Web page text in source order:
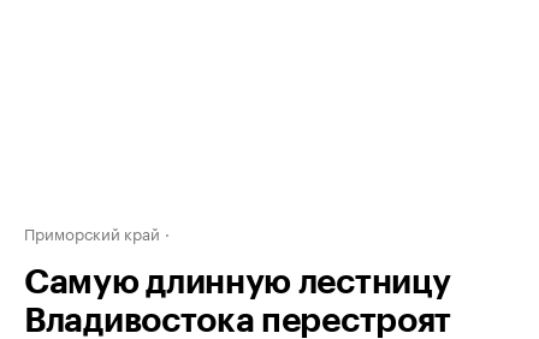
Приморский край
Самую длинную лестницу
Владивостока перестроят